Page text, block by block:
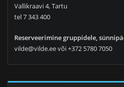
Vallikraavi 4, Tartu
tel 7 343 400
Reserveerimine gruppidele,
vilde@vilde.ee või +372 5780 7050